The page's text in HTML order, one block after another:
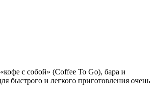
с собой» (Coffee To Go), бара и
быстрого и легкого приготовления очень